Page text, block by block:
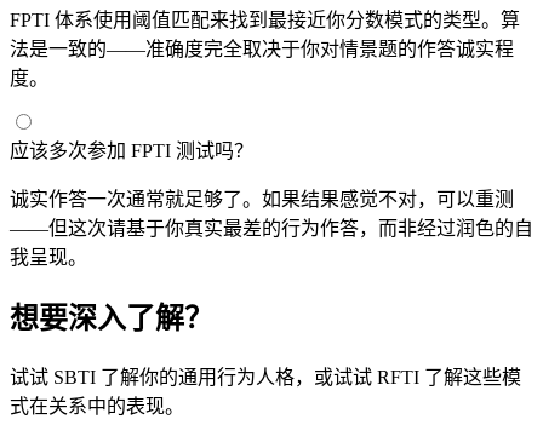
FPTI 体系使用阈值匹配来找到最接近你分数模式的类型。算
法是一致的——准确度完全取决于你对情景题的作答诚实程
度。
应该多次参加 FPTI 测试吗？
诚实作答一次通常就足够了。如果结果感觉不对，可以重测
——但这次请基于你真实最差的行为作答，而非经过润色的自
我呈现。
想要深入了解？
试试 SBTI 了解你的通用行为人格，或试试 RFTI 了解这些模
式在关系中的表现。